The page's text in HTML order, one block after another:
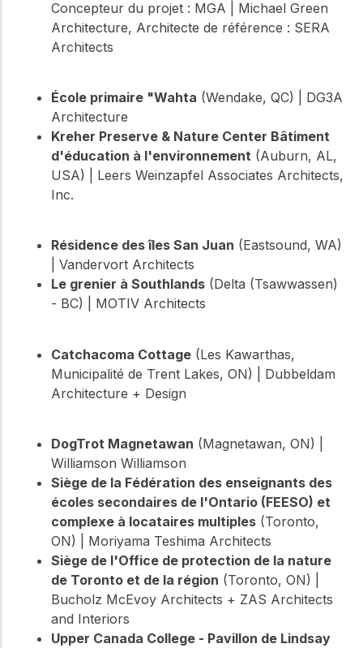
Concepteur du projet : MGA | Michael Green
Architecture, Architecte de référence : SERA
Architects
École primaire "Wahta (Wendake, QC) | DG3A
Architecture
Kreher Preserve & Nature Center Bâtiment
d'éducation à l'environnement (Auburn, AL,
USA) | Leers Weinzapfel Associates Architects,
Inc.
Résidence des îles San Juan (Eastsound, WA)
| Vandervort Architects
Le grenier à Southlands (Delta (Tsawwassen)
- BC) | MOTIV Architects
Catchacoma Cottage (Les Kawarthas,
Municipalité de Trent Lakes, ON) | Dubbeldam
Architecture + Design
DogTrot Magnetawan (Magnetawan, ON) |
Williamson Williamson
Siège de la Fédération des enseignants des
écoles secondaires de l'Ontario (FEESO) et
complexe à locataires multiples (Toronto,
ON) | Moriyama Teshima Architects
Siège de l'Office de protection de la nature
de Toronto et de la région (Toronto, ON) |
Bucholz McEvoy Architects + ZAS Architects
and Interiors
Upper Canada College - Pavillon de Lindsay